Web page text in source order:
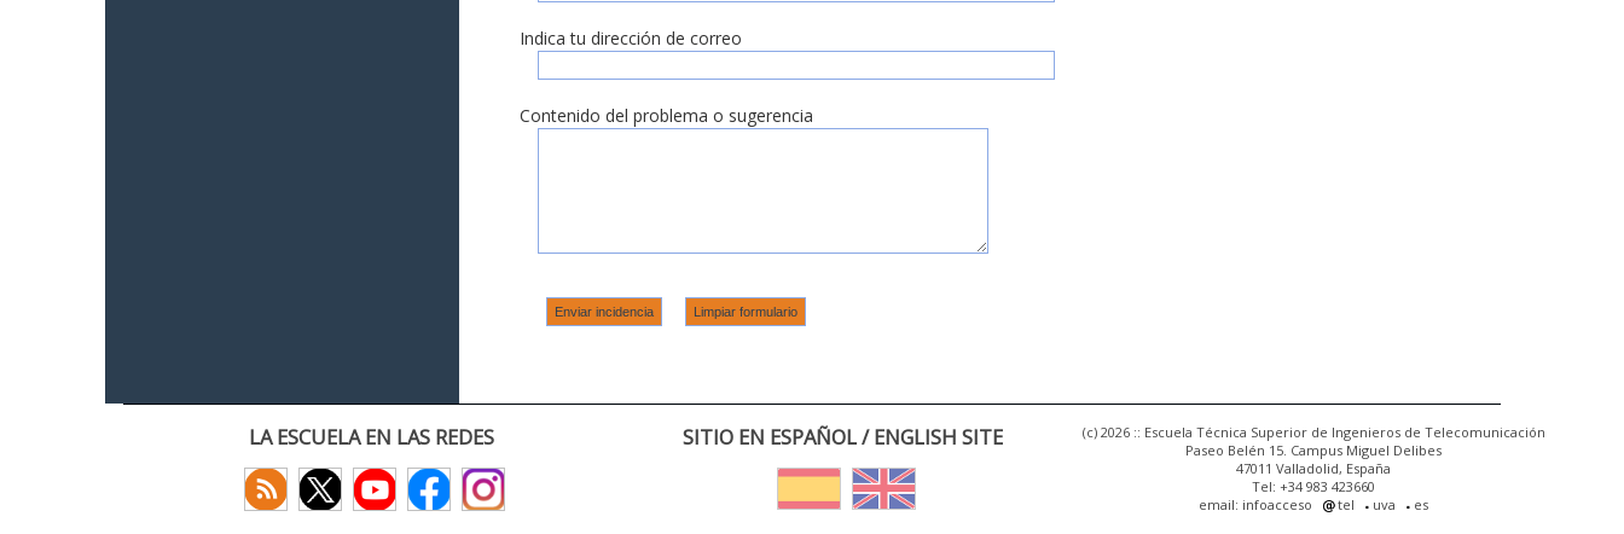
Indica tu dirección de correo
Contenido del problema o sugerencia
LA ESCUELA EN LAS REDES SITIO EN ESPAÑOL / ENGLISH SITE
(c) 2026 :: Escuela Técnica Superior de Ingenieros de Telecomunicación
Paseo Belén 15. Campus Miguel Delibes
47011 Valladolid, España
Tel: +34 983 423660
email: infoacceso
tel uva es